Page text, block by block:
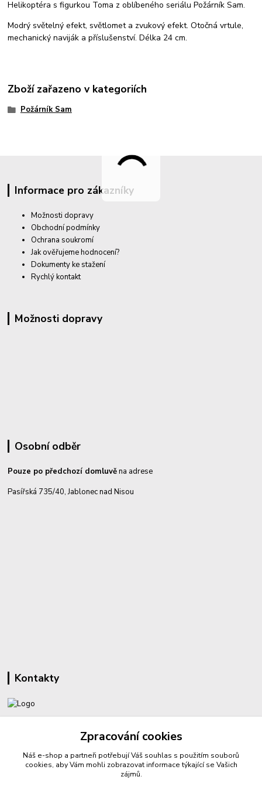
Helikoptéra s figurkou Toma z oblíbeného seriálu Požárník Sam.
Modrý světelný efekt, světlomet a zvukový efekt. Otočná vrtule,
mechanický naviják a příslušenství. Délka 24 cm.
Zboží zařazeno v kategoriích
Požárník Sam
Informace pro zákazníky
Možnosti dopravy
Obchodní podmínky
Ochrana soukromí
Jak ověřujeme hodnocení?
Dokumenty ke stažení
Rychlý kontakt
Možnosti dopravy
Osobní odběr
Pouze po předchozí domluvěna adrese
Pasířská 735/40, Jablonec nad Nisou
Kontakty
sperkyproradost@seznam.cz
Zpracování cookies
Náš e-shop a partneři potřebují Váš souhlas s použitím souborů
cookies, aby Vám mohli zobrazovat informace týkající se Vašich
zájmů.